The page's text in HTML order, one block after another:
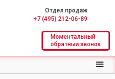
Отдел продаж
+7 (495) 212-06-89
Моментальный
обратный звонок